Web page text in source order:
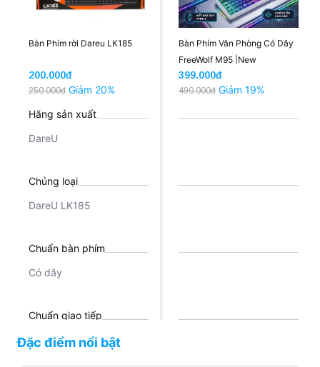
Bàn Phím rời Dareu LK185
200.000đ
250.000đ Giảm 20%
Hãng sản xuất
DareU
Chủng loại
Chuẩn bàn phím
Có dây
Chuẩn giao tiếp
USB 2.0
Bàn Phím Văn Phòng Có Dây
FreeWolf M95 |New
399.000đ
490.000đ Giảm 19%
Đặc điểm nổi bật